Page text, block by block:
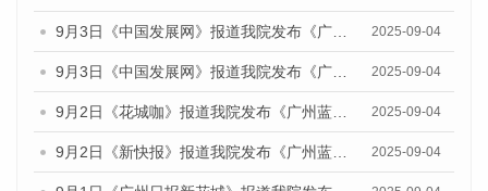
2025-09-04
2025-09-04
2025-09-04
2025-09-04